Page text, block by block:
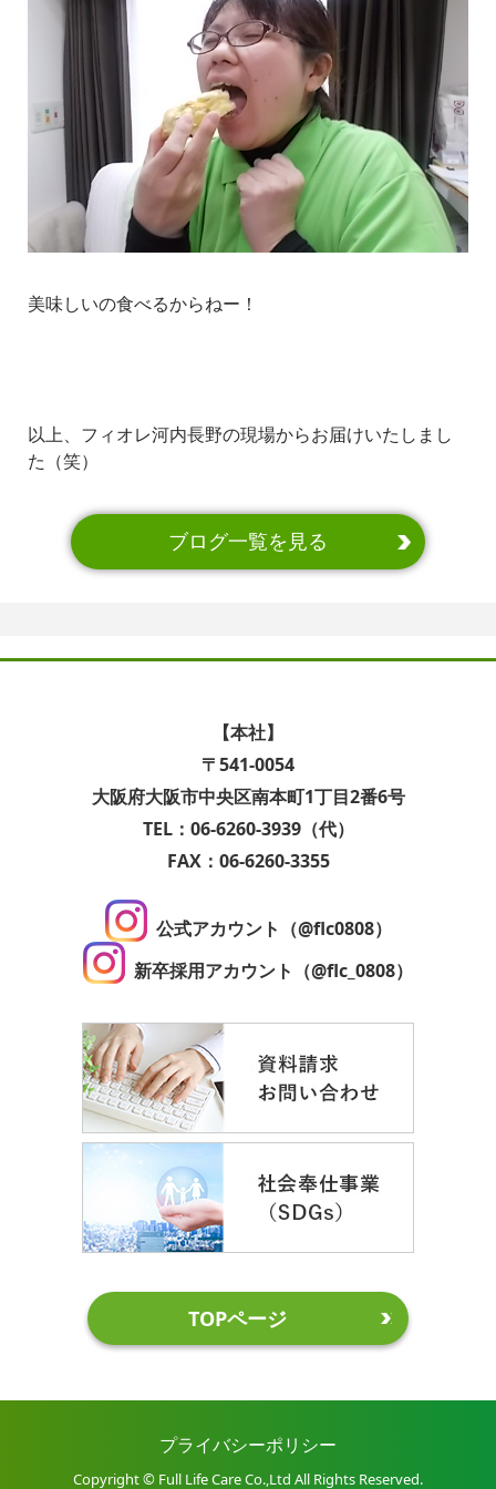
美味しいの食べるからねー！
以上、フィオレ河内長野の現場からお届けいたしまし
た（笑）
ブログ一覧を見る
【本社】
〒541-0054
大阪府大阪市中央区南本町1丁目2番6号
TEL：06-6260-3939（代）
FAX：06-6260-3355
公式アカウント（@flc0808）
新卒採用アカウント（@flc_0808）
TOPページ
プライバシーポリシー
Copyright © Full Life Care Co.,Ltd All Rights Reserved.